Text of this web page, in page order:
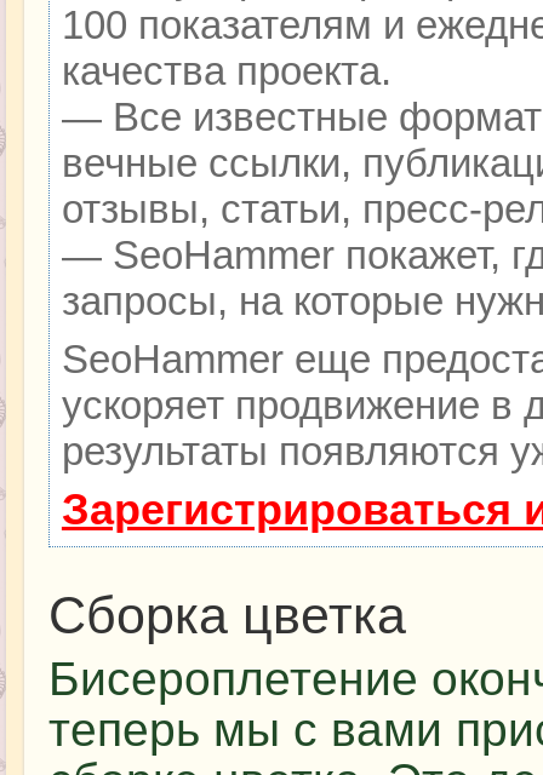
100 показателям и
качества проекта.
— Все известные
вечные ссылки,
отзывы, статьи, пресс-
— SeoHammer покажет,
запросы, на которые
SeoHammer еще
ускоряет продвижение в
результаты появляются
Сборка цветка
Бисероплетение
теперь мы с вами